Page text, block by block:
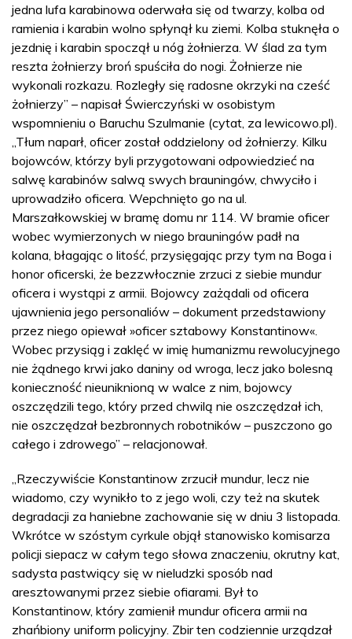
jedna lufa karabinowa oderwała się od twarzy, kolba od
ramienia i karabin wolno spłynął ku ziemi. Kolba stuknęła o
jezdnię i karabin spoczął u nóg żołnierza. W ślad za tym
reszta żołnierzy broń spuściła do nogi. Żołnierze nie
wykonali rozkazu. Rozległy się radosne okrzyki na cześć
żołnierzy” – napisał Świerczyński w osobistym
wspomnieniu o Baruchu Szulmanie (cytat, za lewicowo.pl).
„Tłum naparł, oficer został oddzielony od żołnierzy. Kilku
bojowców, którzy byli przygotowani odpowiedzieć na
salwę karabinów salwą swych brauningów, chwyciło i
uprowadziło oficera. Wepchnięto go na ul.
Marszałkowskiej w bramę domu nr 114. W bramie oficer
wobec wymierzonych w niego brauningów padł na
kolana, błagając o litość, przysięgając przy tym na Boga i
honor oficerski, że bezzwłocznie zrzuci z siebie mundur
oficera i wystąpi z armii. Bojowcy zażądali od oficera
ujawnienia jego personaliów – dokument przedstawiony
przez niego opiewał »oficer sztabowy Konstantinow«.
Wobec przysiąg i zaklęć w imię humanizmu rewolucyjnego
nie żądnego krwi jako daniny od wroga, lecz jako bolesną
konieczność nieuniknioną w walce z nim, bojowcy
oszczędzili tego, który przed chwilą nie oszczędzał ich,
nie oszczędzał bezbronnych robotników – puszczono go
całego i zdrowego” – relacjonował.
„Rzeczywiście Konstantinow zrzucił mundur, lecz nie
wiadomo, czy wynikło to z jego woli, czy też na skutek
degradacji za haniebne zachowanie się w dniu 3 listopada.
Wkrótce w szóstym cyrkule objął stanowisko komisarza
policji siepacz w całym tego słowa znaczeniu, okrutny kat,
sadysta pastwiący się w nieludzki sposób nad
aresztowanymi przez siebie ofiarami. Był to
Konstantinow, który zamienił mundur oficera armii na
zhańbiony uniform policyjny. Zbir ten codziennie urządzał